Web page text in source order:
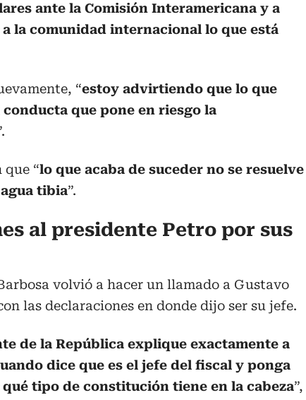
ante la Comisión Interamericana y a
la comunidad internacional lo que está
“estoy advirtiendo que lo que
que pone en riesgo la
“lo que acaba de suceder no se resuelve
tibia”.
al presidente Petro por sus
volvió a hacer un llamado a Gustavo
las declaraciones en donde dijo ser su jefe.
de la República explique exactamente a
dice que es el jefe del fiscal y ponga
tipo de constitución tiene en la cabeza”,